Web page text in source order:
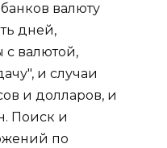
валюту
дней,
с валютой,
и случаи
и долларов, и
Поиск и
по